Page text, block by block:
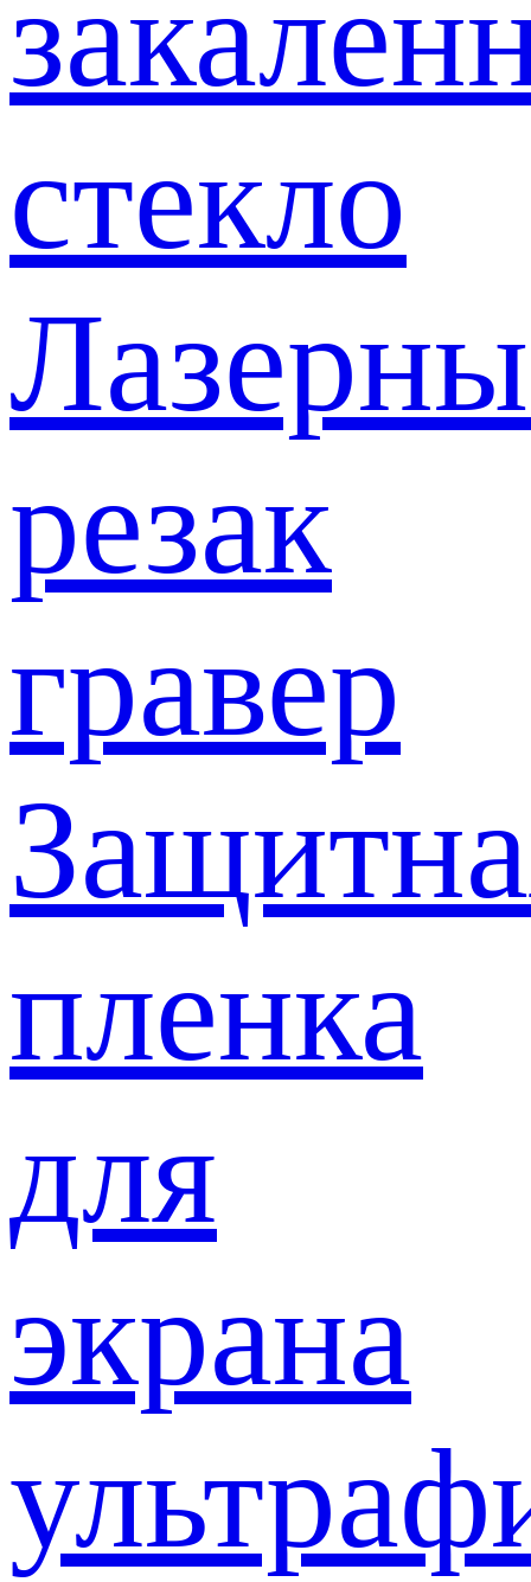
стекло
резак
гравер
пленка
для
экрана